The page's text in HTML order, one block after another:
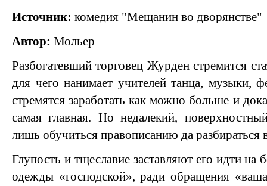
Источник: комедия "Мещанин во дворянстве"
Автор: Мольер
Разбогатевший торговец Журден стремится
для чего нанимает учителей танца, музыки,
стремятся заработать как можно больше и
самая главная. Но недалекий,
лишь обучиться правописанию да разбираться
Глупость и тщеславие заставляют его идти
одежды «господской», ради обращения